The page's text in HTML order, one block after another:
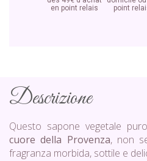
en point relais
point
Descrizione
Questo sapone vegetale
cuore della Provenza, non
fragranza morbida, sottile e